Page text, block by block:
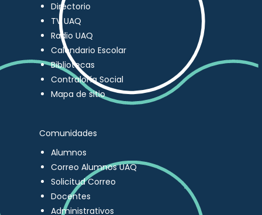
Directorio
TV UAQ
Radio UAQ
Calendario Escolar
Bibliotecas
Contraloría Social
Mapa de sitio
Comunidades
Alumnos
Correo Alumnos UAQ
Solicitud Correo
Docentes
Administrativos